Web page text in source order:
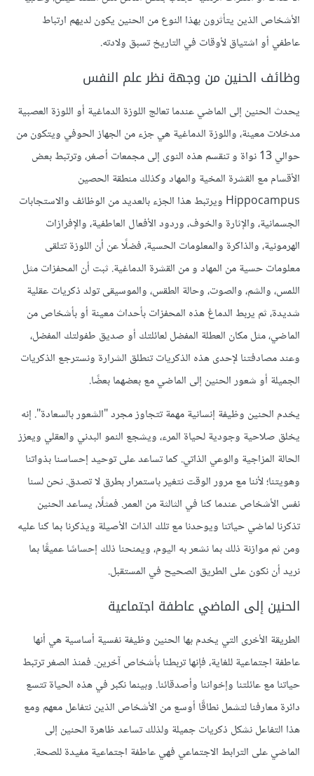
الأشخاص الذين يتأثرون بهذا النوع من الحنين يكون لديهم ارتباط
عاطفي أو اشتياق لأوقات في التاريخ تسبق ولادته.
وظائف الحنين من وجهة نظر علم النفس
يحدث الحنين إلى الماضي عندما تعالج اللوزة الدماغية أو اللوزة العصبية
مدخلات معينة، واللوزة الدماغية هي جزء من الجهاز الحوفي ويتكون من
حوالي 13 نواة و تنقسم هذه النوى إلى مجمعات أصغر، وترتبط بعض
الأقسام مع القشرة المخية والمهاد وكذلك منطقة الحصين
Hippocampus ويرتبط هذا الجزء بالعديد من الوظائف والاستجابات
الجسمانية، والإثارة والخوف، وردود الأفعال العاطفية، والإفرازات
الهرمونية، والذاكرة والمعلومات الحسية، فضلًا عن أن اللوزة تتلقى
معلومات حسية من المهاد و من القشرة الدماغية. ثبت أن المحفزات مثل
اللمس، والشم، والصوت، وحالة الطقس، والموسيقى تولد ذكريات عقلية
شديدة، ثم يربط الدماغ هذه المحفزات بأحداث معينة أو بأشخاص من
الماضي، مثل مكان العطلة المفضل لعائلتك أو صديق طفولتك المفضل،
وعند مصادفتنا لإحدى هذه الذكريات تنطلق الشرارة ونسترجع الذكريات
الجميلة أو شعور الحنين إلى الماضي مع بعضهما بعضًا.
يخدم الحنين وظيفة إنسانية مهمة تتجاوز مجرد "الشعور بالسعادة". إنه
يخلق صلاحية وجودية لحياة المرء، ويشجع النمو البدني والعقلي ويعزز
الحالة المزاجية والوعي الذاتي. كما تساعد على توحيد إحساسنا بذواتنا
وهويتنا؛ لأننا مع مرور الوقت نتغير باستمرار بطرق لا تصدق. نحن لسنا
نفس الأشخاص عندما كنا في الثالثة من العمر. فمثلًا، يساعد الحنين
تذكرنا لماضي حياتنا ويوحدنا مع تلك الذات الأصيلة ويذكرنا بما كنا عليه
ومن ثم موازنة ذلك بما نشعر به اليوم، ويمنحنا ذلك إحساسًا عميقًا بما
نريد أن نكون على الطريق الصحيح في المستقبل.
الحنين إلى الماضي عاطفة اجتماعية
الطريقة الأخرى التي يخدم بها الحنين وظيفة نفسية أساسية هي أنها
عاطفة اجتماعية للغاية، فإنها تربطنا بأشخاص آخرين. فمنذ الصغر ترتبط
حياتنا مع عائلتنا وإخواننا وأصدقائنا. وبينما نكبر في هذه الحياة تتسع
دائرة معارفنا لتشمل نطاقًا أوسع من الأشخاص الذين نتفاعل معهم ومع
هذا التفاعل نشكل ذكريات جميلة ولذلك تساعد ظاهرة الحنين إلى
الماضي على الترابط الاجتماعي فهي عاطفة اجتماعية مفيدة للصحة.